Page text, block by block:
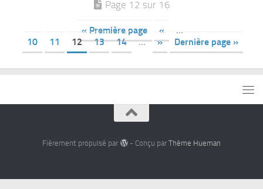
Page 12 sur 16
« Première page «
…
10
11 12 13 14 … » Dernière page »
Fièrement propulsé par - Conçu par Thème Hueman